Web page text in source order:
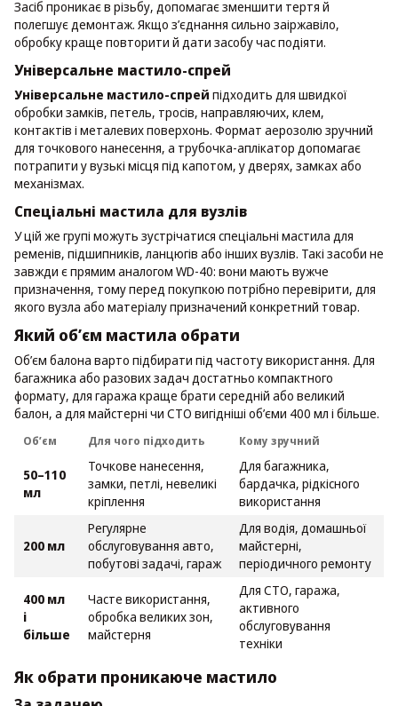
Засіб проникає в різьбу, допомагає зменшити тертя й
полегшує демонтаж. Якщо з’єднання сильно заіржавіло,
обробку краще повторити й дати засобу час подіяти.
Універсальне мастило-спрей
Універсальне мастило-спрей підходить для швидкої
обробки замків, петель, тросів, направляючих, клем,
контактів і металевих поверхонь. Формат аерозолю зручний
для точкового нанесення, а трубочка-аплікатор допомагає
потрапити у вузькі місця під капотом, у дверях, замках або
механізмах.
Спеціальні мастила для вузлів
У цій же групі можуть зустрічатися спеціальні мастила для
ременів, підшипників, ланцюгів або інших вузлів. Такі засоби не
завжди є прямим аналогом WD-40: вони мають вужче
призначення, тому перед покупкою потрібно перевірити, для
якого вузла або матеріалу призначений конкретний товар.
Який об’єм мастила обрати
Об’єм балона варто підбирати під частоту використання. Для
багажника або разових задач достатньо компактного
формату, для гаража краще брати середній або великий
балон, а для майстерні чи СТО вигідніші об’єми 400 мл і більше.
Об’єм Для чого підходить Кому зручний
50–110
мл
Точкове нанесення,
замки, петлі, невеликі
кріплення
Для багажника,
бардачка, рідкісного
використання
200 мл
Регулярне
обслуговування авто,
побутові задачі, гараж
Для водія, домашньої
майстерні,
періодичного ремонту
400 мл
і
більше
Часте використання,
обробка великих зон,
майстерня
Для СТО, гаража,
активного
обслуговування
техніки
Як обрати проникаюче мастило